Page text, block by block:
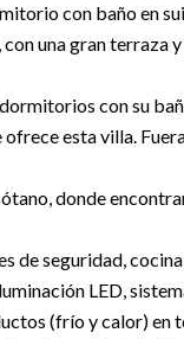
con baño en
una gran terraza
con su
esta villa.
donde
de seguridad,
LED,
(frío y calor) en